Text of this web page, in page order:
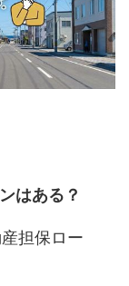
はある？
担保ロー